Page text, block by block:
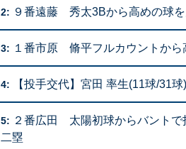
2: ９番遠藤 秀太3Bから高めの球
3: １番市原 脩平フルカウントか
4: 【投手交代】宮田 率生(11球/31
5: ２番広田 太陽初球からバント
二塁